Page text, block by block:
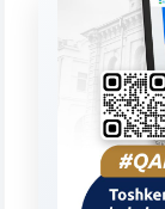
Mavzuni
savollar chiqadi: